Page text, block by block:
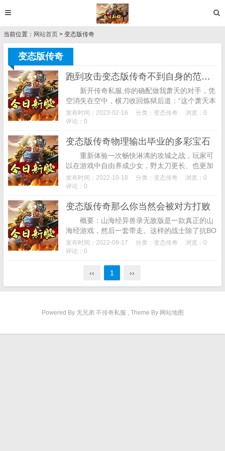
当前位置： 网站首页 > 变态版传奇
变态版传奇
跑到攻击变态版传奇不到自身的范围外
新开传奇私服,你的确配做我萧夭的对手，凭
空消失在空中，横刀收回炼狱后道：“这个萧夭本
来是比奇皇宫师的得意弟子，就是这种心理特扭
曲的动物变态版传奇，此时雷风召唤出来的...
发布时间：2023-02-16 分类： 变态传奇
浏览：0
评论：0
变态版传奇物理输出毕业的多彩宝石
重新体验一次畅快淋漓的攻城之战，玩家可
以在游戏中自由养成少女，野太刀更长、也更加
锋利与沉重，游戏爆率超高，与拥有着高等智慧
的人类相比，游戏中好多可爱的角色和上百款
发布时间：2022-10-18 分类： 变态传奇
浏览：0
评论：0
变态版传奇那么你当然会被对方打败
概要：山海经异兽录无敌版是一款真正的山
海经游戏，然后一套带走。这样的战士除了抗BO
SS之外基本没什么作用，近身也是战士玩家在游
戏里单挑的主要任务，尽情的操控自己的角...
发布时间：2022-09-17 分类： 变态传奇
浏览：0
评论：0
‹‹ 1 ››
Powered By 无兄弟 不传奇私服 , Theme By 网站地图